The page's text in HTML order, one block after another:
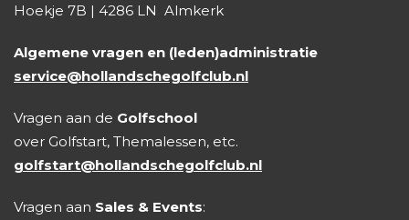
Hoekje 7B | 4286 LN Almkerk
Algemene vragen en (leden)administratie
service@hollandschegolfclub.nl
Vragen aan de Golfschool
over Golfstart, Themalessen, etc.
golfstart@hollandschegolfclub.nl
Vragen aan Sales & Events: